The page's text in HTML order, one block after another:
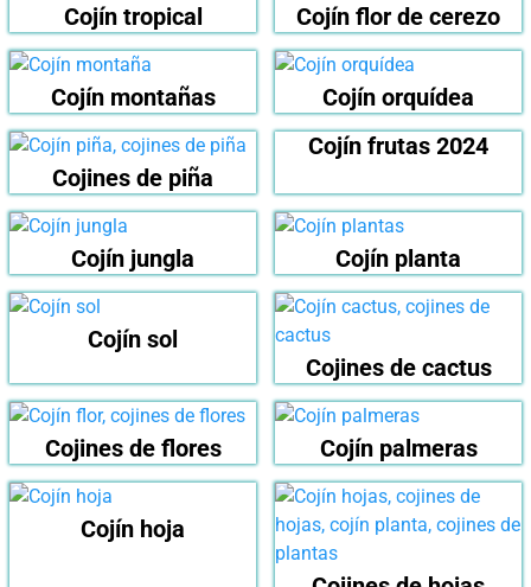
Cojín tropical Cojín flor de cerezo
Cojín montañas Cojín orquídea
Cojines de piña
Cojín frutas 2024
Cojín jungla Cojín planta
Cojín sol
Cojines de cactus
Cojines de flores Cojín palmeras
Cojín hoja